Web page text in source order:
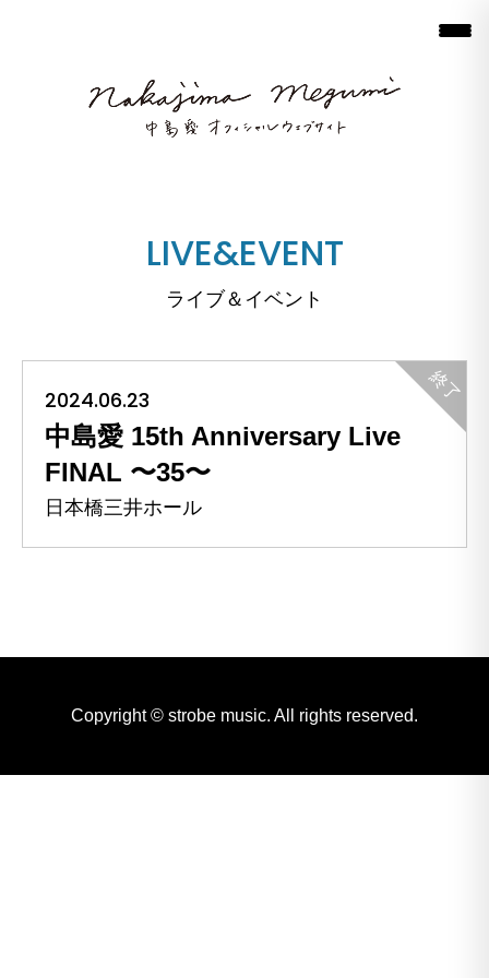
LIVE&EVENT
ライブ＆イベント
2024.06.23
中島愛 15th Anniversary Live
FINAL 〜35〜
日本橋三井ホール
Copyright © strobe music. All rights reserved.